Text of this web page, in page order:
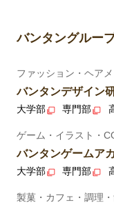
バンタングルー
ファッション・ヘア
バンタンデザイン
大学部 専門部
ゲーム・イラスト・
バンタンゲームア
大学部 専門部
製菓・カフェ・調理